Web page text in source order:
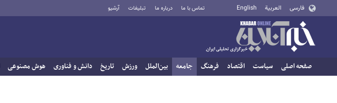
فارسی العربية English تماس با ما درباره ما تبلیغات آرشیو
صفحه اصلی سیاست اقتصاد فرهنگ جامعه بین‌الملل ورزش تاریخ دانش و فناوری هوش مصنوعی